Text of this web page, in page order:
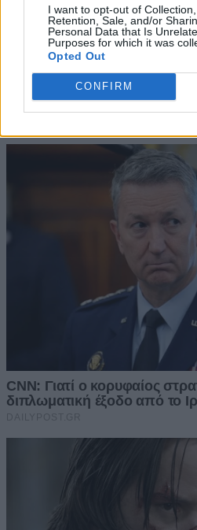
I want to opt-out of Collection,
Retention, Sale, and/or
Personal Data that Is
Purposes for which it was
Opted Out
CONFIRM